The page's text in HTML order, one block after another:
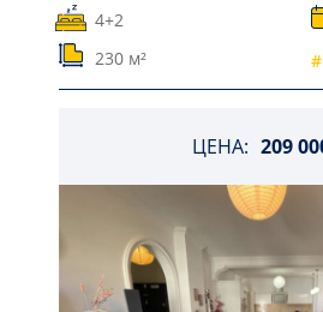
4+2
230 м²
ЦЕНА: 209